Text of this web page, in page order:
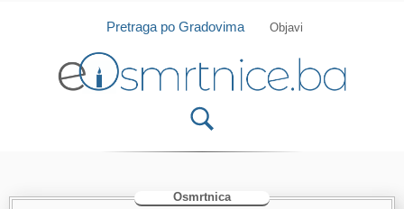
Isprobajte našu Android i IOS aplikaciju
Pretraga po Gradovima Objavi
Osmrtnica